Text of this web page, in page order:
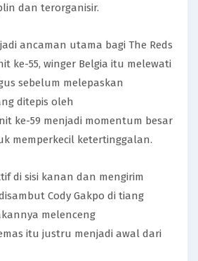
dan terorganisir.
ancaman utama bagi The Reds
ke-55, winger Belgia itu melewati
sebelum melepaskan
ditepis oleh
ke-59 menjadi momentum besar
memperkecil ketertinggalan.
di sisi kanan dan mengirim
Cody Gakpo di tiang
melenceng
itu justru menjadi awal dari